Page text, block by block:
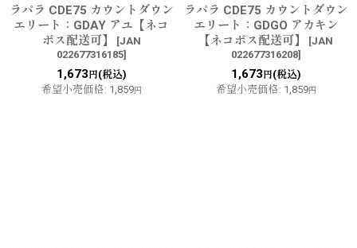
ラパラ CDE75 カウントダウン
エリート：GDAY アユ【ネコ
ポス配送可】
[JAN
022677316185]
1,673 円(税込)
希望小売価格: 1,859円
ラパラ CDE75 カウントダウン
エリート：GDGO アカキン
【ネコポス配送可】
[JAN
022677316208]
1,673 円(税込)
希望小売価格: 1,859円